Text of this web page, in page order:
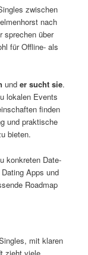
zwischen
nach
sprechen über
für Offline- als
under sucht sie.
lokalen Events
finden
und praktische
bieten.
konkreten Date-
Apps und
Roadmap
mit klaren